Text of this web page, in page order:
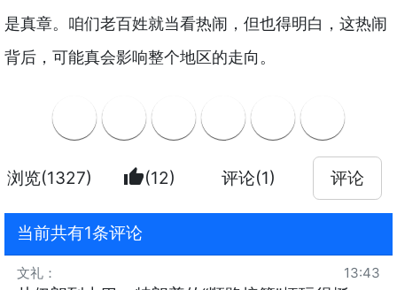
是真章。咱们老百姓就当看热闹，但也得明白，这热闹
背后，可能真会影响整个地区的走向。
浏览(1327) thumb_up(12) 评论(1) 评论
当前共有1条评论
文礼 ： 13:43